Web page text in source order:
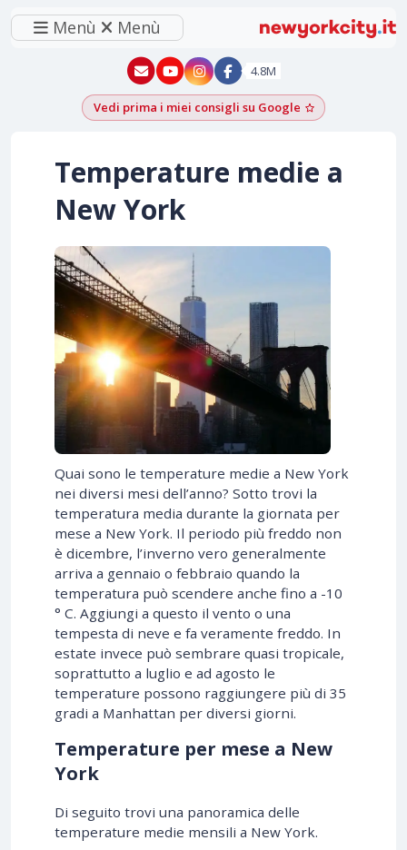
Menù Menù
New York - YouTube
New York - Instagram
4.8M
Vedi prima i miei consigli su Google Aggiungi
Temperature medie a
New York
Quai sono le temperature medie a New York
nei diversi mesi dell’anno? Sotto trovi la
temperatura media durante la giornata per
mese a New York. Il periodo più freddo non
è dicembre, l’inverno vero generalmente
arriva a gennaio o febbraio quando la
temperatura può scendere anche fino a -10
° C. Aggiungi a questo il vento o una
tempesta di neve e fa veramente freddo. In
estate invece può sembrare quasi tropicale,
soprattutto a luglio e ad agosto le
temperature possono raggiungere più di 35
gradi a Manhattan per diversi giorni.
Temperature per mese a New
York
Di seguito trovi una panoramica delle
temperature medie mensili a New York.